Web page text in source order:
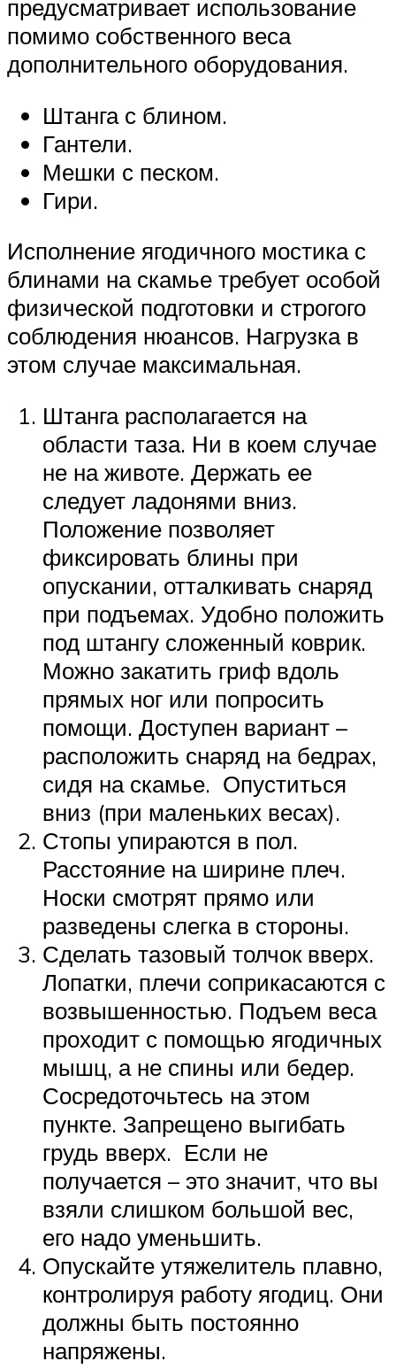
предусматривает использование
помимо собственного веса
дополнительного оборудования.
Штанга с блином.
Гантели.
Мешки с песком.
Гири.
Исполнение ягодичного мостика с
блинами на скамье требует особой
физической подготовки и строгого
соблюдения нюансов. Нагрузка в
этом случае максимальная.
Штанга располагается на
области таза. Ни в коем случае
не на животе. Держать ее
следует ладонями вниз.
Положение позволяет
фиксировать блины при
опускании, отталкивать снаряд
при подъемах. Удобно положить
под штангу сложенный коврик.
Можно закатить гриф вдоль
прямых ног или попросить
помощи. Доступен вариант –
расположить снаряд на бедрах,
сидя на скамье. Опуститься
вниз (при маленьких весах).
Стопы упираются в пол.
Расстояние на ширине плеч.
Носки смотрят прямо или
разведены слегка в стороны.
Сделать тазовый толчок вверх.
Лопатки, плечи соприкасаются с
возвышенностью. Подъем веса
проходит с помощью ягодичных
мышц, а не спины или бедер.
Сосредоточьтесь на этом
пункте. Запрещено выгибать
грудь вверх. Если не
получается – это значит, что вы
взяли слишком большой вес,
его надо уменьшить.
Опускайте утяжелитель плавно,
контролируя работу ягодиц. Они
должны быть постоянно
напряжены.